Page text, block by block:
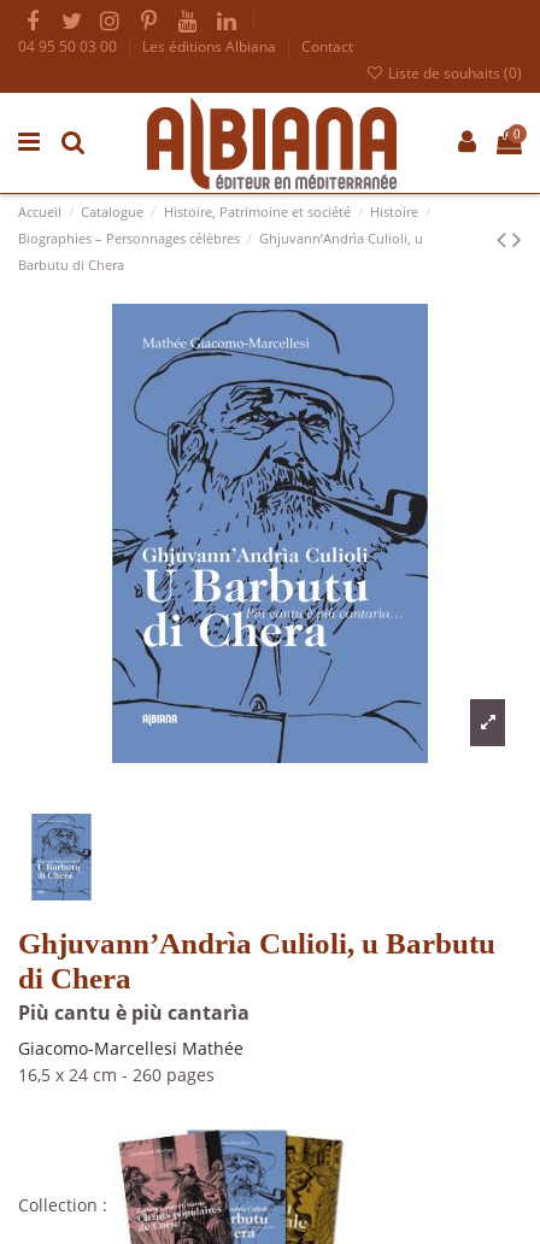
04 95 50 03 00 Les éditions Albiana
Contact
Liste de souhaits (0)
0
Accueil Catalogue Histoire, Patrimoine et société
Histoire
Biographies – Personnages célèbres
Ghjuvann’Andrìa Culioli, u
Barbutu di Chera
Ghjuvann’Andrìa Culioli, u Barbutu
di Chera
Più cantu è più cantarìa
Giacomo-Marcellesi Mathée
16,5 x 24 cm - 260 pages
Collection :